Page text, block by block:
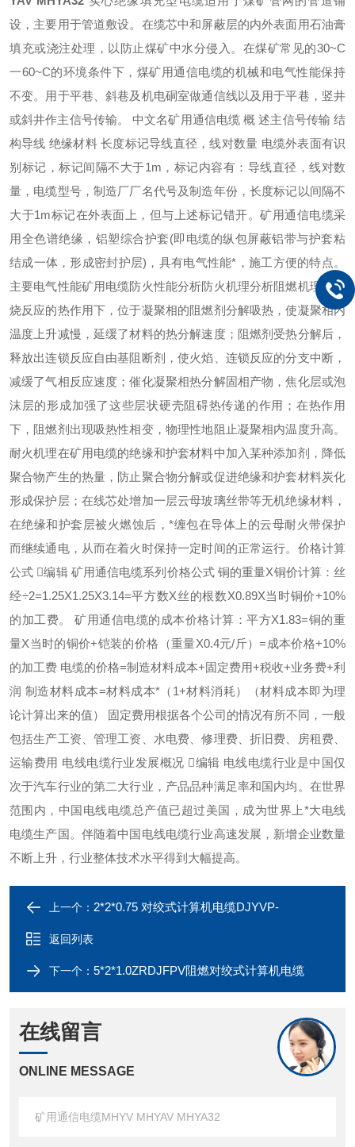
设，主要用于管道敷设。在缆芯中和屏蔽层的内外表面用石油膏
填充或浇注处理，以防止煤矿中水分侵入。在煤矿常见的30~C
一60~C的环境条件下，煤矿用通信电缆的机械和电气性能保持
不变。用于平巷、斜巷及机电硐室做通信线以及用于平巷，竖井
或斜井作主信号传输。 中文名矿用通信电缆 概 述主信号传输 结
构导线 绝缘材料 长度标记导线直径，线对数量 电缆外表面有识
别标记，标记间隔不大于1m，标记内容有：导线直径，线对数
量，电缆型号，制造厂厂名代号及制造年份，长度标记以间隔不
大于1m标记在外表面上，但与上述标记错开。矿用通信电缆采
用全色谱绝缘，铝塑综合护套(即电缆的纵包屏蔽铝带与护套粘
结成一体，形成密封护层)，具有电气性能*，施工方便的特点。
主要电气性能矿用电缆防火性能分析防火机理分析阻燃机理在燃
烧反应的热作用下，位于凝聚相的阻燃剂分解吸热，使凝聚相内
温度上升减慢，延缓了材料的热分解速度；阻燃剂受热分解后，
释放出连锁反应自由基阻断剂，使火焰、连锁反应的分支中断，
减缓了气相反应速度；催化凝聚相热分解固相产物，焦化层或泡
沫层的形成加强了这些层状硬壳阻碍热传递的作用；在热作用
下，阻燃剂出现吸热性相变，物理性地阻止凝聚相内温度升高。
耐火机理在矿用电缆的绝缘和护套材料中加入某种添加剂，降低
聚合物产生的热量，防止聚合物分解或促进绝缘和护套材料炭化
形成保护层；在线芯处增加一层云母玻璃丝带等无机绝缘材料，
在绝缘和护套层被火燃蚀后，*缠包在导体上的云母耐火带保护
而继续通电，从而在着火时保持一定时间的正常运行。价格计算
公式 编辑 矿用通信电缆系列价格公式 铜的重量X铜价计算：丝
经÷2=1.25X1.25X3.14=平方数X丝的根数X0.89X当时铜价+10%
的加工费。 矿用通信电缆的成本价格计算：平方X1.83=铜的重
量X当时的铜价+铠装的价格（重量X0.4元/斤）=成本价格+10%
的加工费 电缆的价格=制造材料成本+固定费用+税收+业务费+利
润 制造材料成本=材料成本*（1+材料消耗）（材料成本即为理
论计算出来的值） 固定费用根据各个公司的情况有所不同，一般
包括生产工资、管理工资、水电费、修理费、折旧费、房租费、
运输费用 电线电缆行业发展概况 编辑 电线电缆行业是中国仅
次于汽车行业的第二大行业，产品品种满足率和国内均。在世界
范围内，中国电线电缆总产值已超过美国，成为世界上*大电线
电缆生产国。伴随着中国电线电缆行业高速发展，新增企业数量
不断上升，行业整体技术水平得到大幅提高。
上一个： 2*2*0.75 对绞式计算机电缆DJYVP-
返回列表
下一个： 5*2*1.0ZRDJFPV阻燃对绞式计算机电缆
在线留言
ONLINE MESSAGE